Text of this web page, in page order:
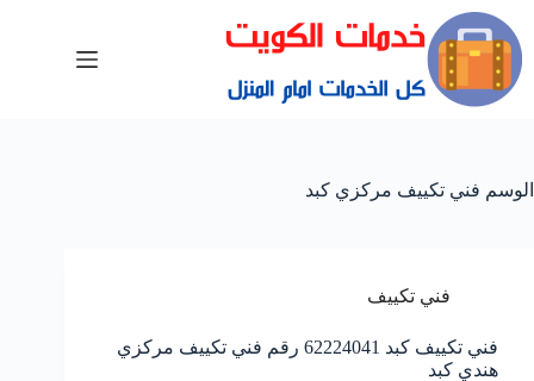
الوسم فني تكييف مركزي كبد
فني تكييف
فني تكييف كبد 62224041 رقم فني تكييف مركزي
هندي كبد